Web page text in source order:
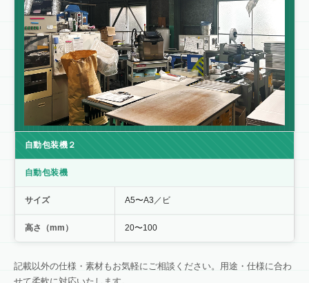
自動包装機２
自動包装機
サイズ A5〜A3／ビ
高さ（mm） 20〜100
記載以外の仕様・素材もお気軽にご相談ください。用途・仕様に合わ